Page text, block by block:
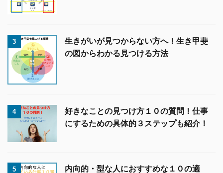
3
生きがいが見つからない方へ！生き甲斐
の図からわかる見つける方法
4
好きなことの見つけ方１０の質問！仕事
にするための具体的３ステップも紹介！
5 内向的・型な人におすすめな１０の適